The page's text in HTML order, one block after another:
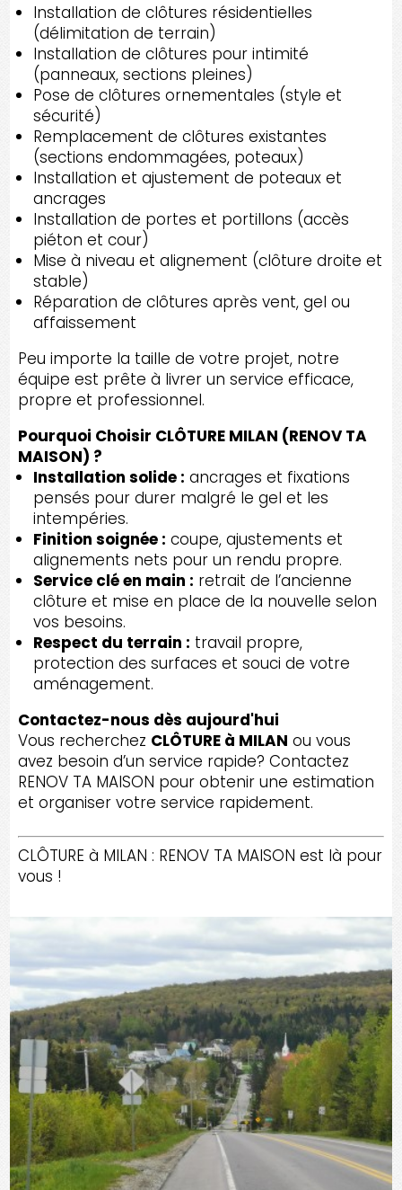
Installation de clôtures résidentielles
(délimitation de terrain)
Installation de clôtures pour intimité
(panneaux, sections pleines)
Pose de clôtures ornementales (style et
sécurité)
Remplacement de clôtures existantes
(sections endommagées, poteaux)
Installation et ajustement de poteaux et
ancrages
Installation de portes et portillons (accès
piéton et cour)
Mise à niveau et alignement (clôture droite et
stable)
Réparation de clôtures après vent, gel ou
affaissement
Peu importe la taille de votre projet, notre
équipe est prête à livrer un service efficace,
propre et professionnel.
Pourquoi Choisir CLÔTURE MILAN (RENOV TA
MAISON) ?
Installation solide : ancrages et fixations
pensés pour durer malgré le gel et les
intempéries.
Finition soignée : coupe, ajustements et
alignements nets pour un rendu propre.
Service clé en main : retrait de l’ancienne
clôture et mise en place de la nouvelle selon
vos besoins.
Respect du terrain : travail propre,
protection des surfaces et souci de votre
aménagement.
Contactez-nous dès aujourd'hui
Vous recherchez CLÔTURE à MILAN ou vous
avez besoin d’un service rapide? Contactez
RENOV TA MAISON pour obtenir une estimation
et organiser votre service rapidement.
CLÔTURE à MILAN : RENOV TA MAISON est là pour
vous !